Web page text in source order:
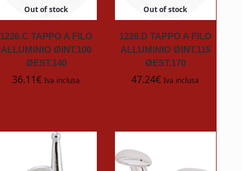
Out of stock
1226.C TAPPO A FILO
ALLUMINIO ØINT.100
ØEST.140
36.11€ Iva inclusa
Out of stock
1226.D TAPPO A FILO
ALLUMINIO ØINT.115
ØEST.170
47.24€ Iva inclusa